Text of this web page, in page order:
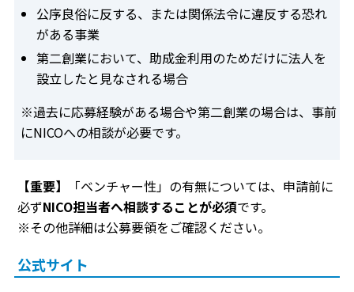
公序良俗に反する、または関係法令に違反する恐れ
がある事業
第二創業において、助成金利用のためだけに法人を
設立したと見なされる場合
※過去に応募経験がある場合や第二創業の場合は、事前
にNICOへの相談が必要です。
【重要】
「ベンチャー性」の有無については、申請前に
必ずNICO担当者へ相談することが必須です。
※その他詳細は公募要領をご確認ください。
公式サイト